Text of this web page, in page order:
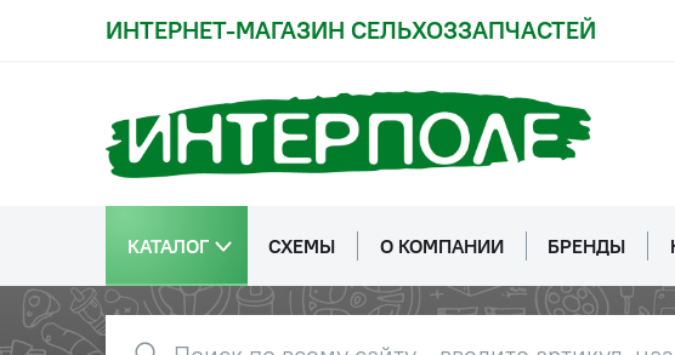
ИНТЕРНЕТ-МАГАЗИН СЕЛЬХОЗЗАПЧАСТЕЙ
КАТАЛОГ СХЕМЫ О КОМПАНИИ БРЕНДЫ